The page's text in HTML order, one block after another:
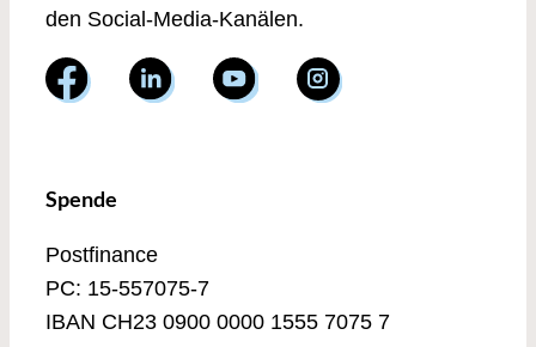
den Social-Media-Kanälen.
Spende
Postfinance
PC: 15-557075-7
IBAN CH23 0900 0000 1555 7075 7